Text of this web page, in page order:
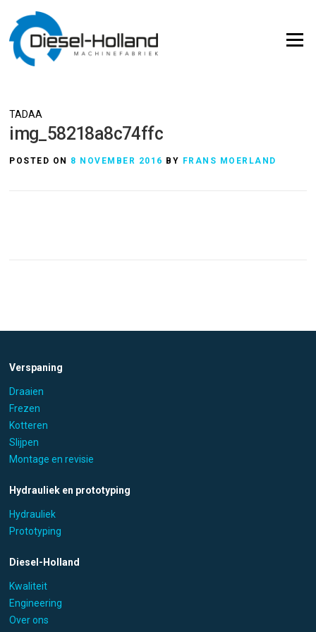
content
Menu
TADAA
img_58218a8c74ffc
POSTED ON 8 NOVEMBER 2016 BY FRANS MOERLAND
Verspaning
Draaien
Frezen
Kotteren
Slijpen
Montage en revisie
Hydrauliek en prototyping
Hydrauliek
Prototyping
Diesel-Holland
Kwaliteit
Engineering
Over ons